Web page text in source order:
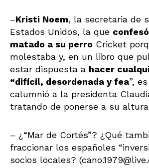
–Kristi Noem, la secretaria de
Estados Unidos, la que
matado a su perro Cricket
molestaba y, en un libro que
estar dispuesta a hacer
“difícil, desordenada y fea”,
calumnió a la presidenta
tratando de ponerse a su
– ¿“Mar de Cortés”? ¿Qué
fraccionar los españoles
socios locales?